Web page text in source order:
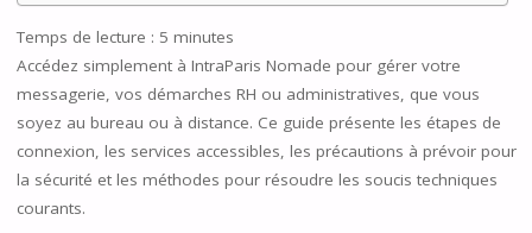
Temps de lecture : 5 minutes
Accédez simplement à IntraParis Nomade pour gérer votre
messagerie, vos démarches RH ou administratives, que vous
soyez au bureau ou à distance. Ce guide présente les étapes de
connexion, les services accessibles, les précautions à prévoir pour
la sécurité et les méthodes pour résoudre les soucis techniques
courants.